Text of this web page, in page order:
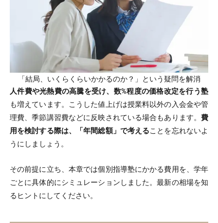
「結局、いくらくらいかかるのか？」という疑問を解消
人件費や光熱費の高騰を受け、数%程度の価格改定を行う塾
も増えています。こうした値上げは授業料以外の入会金や管
理費、季節講習費などに反映されている場合もあります。 費
用を検討する際は、「年間総額」で考えることを忘れないよ
うにしましょう。
その前提に立ち、本章では個別指導塾にかかる費用を、学年
ごとに具体的にシミュレーションしました。最新の相場を知
るヒントにしてください。